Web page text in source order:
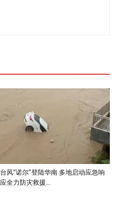
台风“诺尔”登陆华南 多地启动应急响
应全力防灾救援...